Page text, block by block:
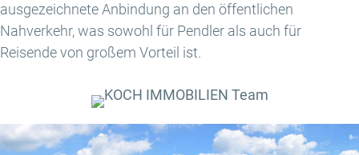
ausgezeichnete Anbindung an den öffentlichen
Nahverkehr, was sowohl für Pendler als auch für
Reisende von großem Vorteil ist.